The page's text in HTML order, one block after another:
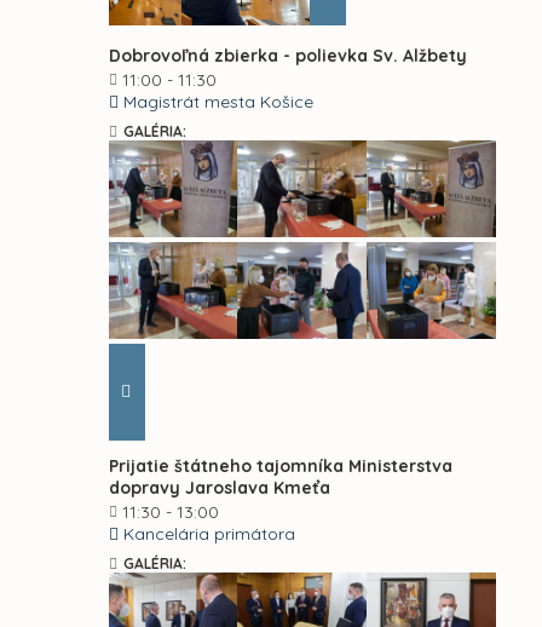
Dobrovoľná zbierka - polievka Sv. Alžbety
11:00 - 11:30
Magistrát mesta Košice
GALÉRIA:
Prijatie štátneho tajomníka Ministerstva
dopravy Jaroslava Kmeťa
11:30 - 13:00
Kancelária primátora
GALÉRIA: